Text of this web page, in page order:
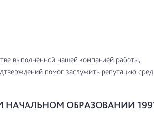
выполненной нашей компанией работы,
помог заслужить репутацию
ОБРАЗОВАНИИ